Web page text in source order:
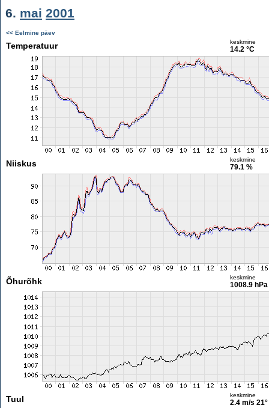
6. mai 2001
<< Eelmine päev
Temperatuur keskmine
14.2 °C
Niiskus keskmine
79.1 %
Õhurõhk keskmine
1008.9 hPa
Tuul keskmine
2.4 m/s 21°